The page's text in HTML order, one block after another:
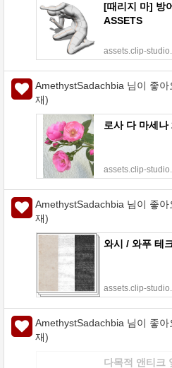
[때리지 마] 방
ASSETS
assets.clip-
AmethystSadachbia 님이 좋
재)
로사 다 마세
assets.clip-
AmethystSadachbia 님이 좋
재)
와시 / 와푸 테
assets.clip-
AmethystSadachbia 님이 좋
재)
다목적 앤티크